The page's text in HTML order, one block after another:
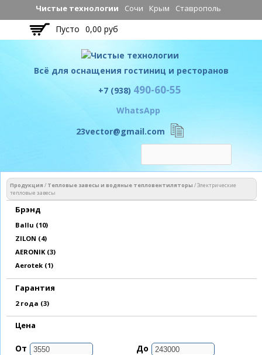
Перейти к
основному
содержанию
Чистые технологии Сочи Крым Ставрополь
Пусто 0,00 руб
Всё для оснащения гостиниц и ресторанов
Чистые технологии
+7 (938) 490-60-55
WhatsApp
23vector@gmail.com
Вы здесь
Продукция / Тепловые завесы и водяные тепловентиляторы /Электрические
тепловые завесы
Брэнд
Ballu (10)
ZILON (4)
AERONIK (3)
Aerotek (1)
Гарантия
2 года (3)
Цена
От До